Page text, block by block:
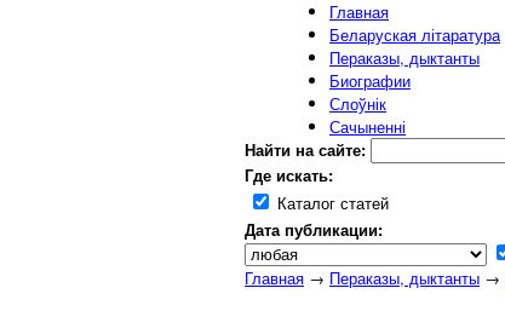
Главная
Беларуская літаратура
Пераказы, дыктанты
Биографии
Слоўнік
Сачыненні
Найти на сайте:
Где искать:
Каталог статей
Дата публикации:
Главная → Пераказы, дыктанты →